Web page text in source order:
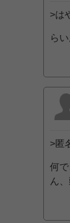
>は
ら
>匿
何
ん